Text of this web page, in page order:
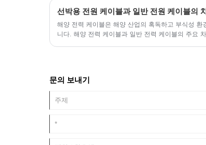
선박용 전원 케이블과 일반 전원 케이블의
해양 전력 케이블은 해양 산업의 혹독하고 부식성
니다. 해양 전력 케이블과 일반 전력 케이블의 주요
문의 보내기